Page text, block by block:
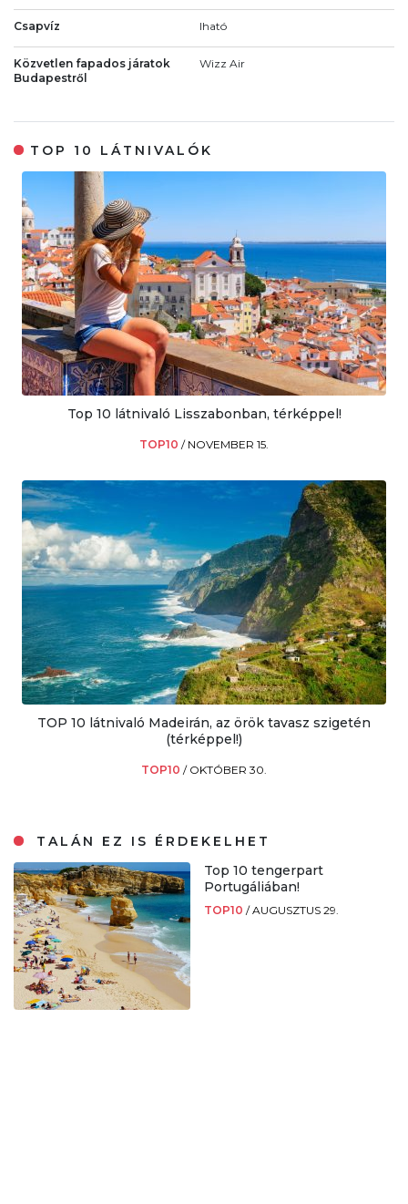
Csapvíz Iható
Közvetlen fapados járatok
Budapestről
Wizz Air
TOP 10 LÁTNIVALÓK
Top 10 látnivaló Lisszabonban, térképpel!
TOP10 / NOVEMBER 15.
TOP 10 látnivaló Madeirán, az örök tavasz szigetén
(térképpel!)
TOP10 / OKTÓBER 30.
TALÁN EZ IS ÉRDEKELHET
Top 10 tengerpart
Portugáliában!
TOP10 /AUGUSZTUS 29.